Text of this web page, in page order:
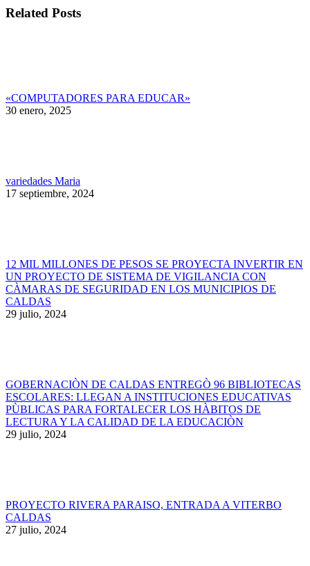
Related Posts
«COMPUTADORES PARA EDUCAR»
30 enero, 2025
variedades Maria
17 septiembre, 2024
12 MIL MILLONES DE PESOS SE PROYECTA INVERTIR EN
UN PROYECTO DE SISTEMA DE VIGILANCIA CON
CÀMARAS DE SEGURIDAD EN LOS MUNICIPIOS DE
CALDAS
29 julio, 2024
GOBERNACIÒN DE CALDAS ENTREGÒ 96 BIBLIOTECAS
ESCOLARES: LLEGAN A INSTITUCIONES EDUCATIVAS
PÙBLICAS PARA FORTALECER LOS HÀBITOS DE
LECTURA Y LA CALIDAD DE LA EDUCACIÒN
29 julio, 2024
PROYECTO RIVERA PARAISO, ENTRADA A VITERBO
CALDAS
27 julio, 2024